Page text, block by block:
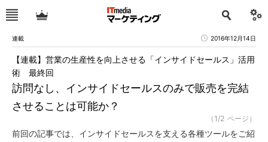
連載 2016年12月14日
訪問なし、インサイドセールスのみで販売を完結
させることは可能か？
【連載】営業の生産性を向上させる「インサイドセールス」活用
術 最終回
（1/2 ページ）
前回の記事では、インサイドセールスを支える各種ツールをご紹